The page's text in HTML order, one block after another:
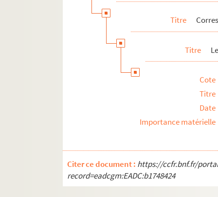
Portraits
Documents en vente
Personnalités liées
Titre
Titre
Cote
Titre
Date
Importance matérielle
Citer ce document : https://ccfr.bnf.fr/
record=eadcgm:EADC:b1748424